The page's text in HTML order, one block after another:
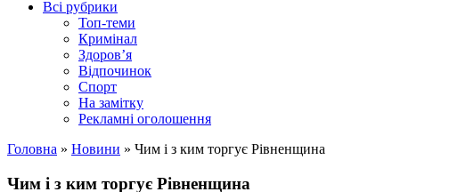
Всі рубрики
Топ-теми
Кримінал
Здоров’я
Відпочинок
Спорт
На замітку
Рекламні оголошення
Головна » Новини » Чим і з ким торгує Рівненщина
Чим і з ким торгує Рівненщина